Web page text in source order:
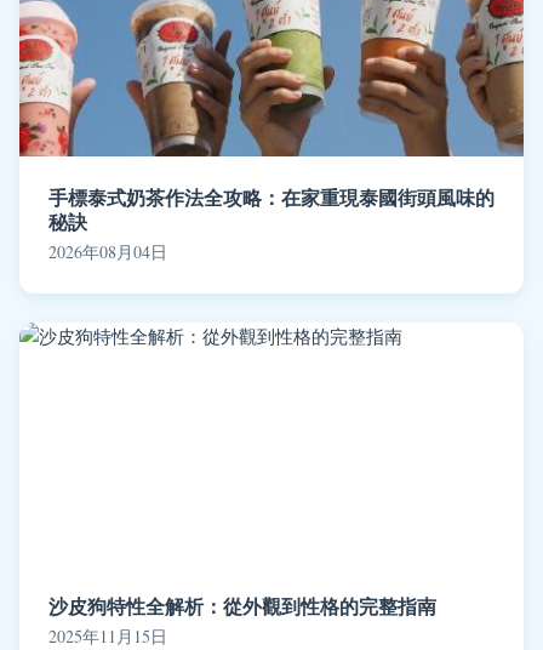
手標泰式奶茶作法全攻略：在家重現泰國街頭風味的
秘訣
2026年08月04日
沙皮狗特性全解析：從外觀到性格的完整指南
2025年11月15日